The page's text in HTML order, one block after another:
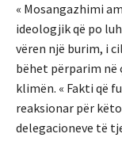
« Mosangazhimi
ideologjik që po
vëren një burim, i
bëhet përparim në
klimën. « Fakti që
reaksionar për
delegacioneve të